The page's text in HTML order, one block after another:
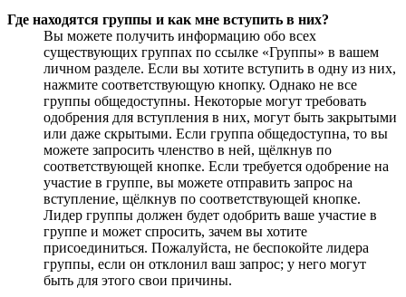
Где находятся группы и как мне вступить в них?
Вы можете получить информацию обо всех
существующих группах по ссылке «Группы» в вашем
личном разделе. Если вы хотите вступить в одну из них,
нажмите соответствующую кнопку. Однако не все
группы общедоступны. Некоторые могут требовать
одобрения для вступления в них, могут быть закрытыми
или даже скрытыми. Если группа общедоступна, то вы
можете запросить членство в ней, щёлкнув по
соответствующей кнопке. Если требуется одобрение на
участие в группе, вы можете отправить запрос на
вступление, щёлкнув по соответствующей кнопке.
Лидер группы должен будет одобрить ваше участие в
группе и может спросить, зачем вы хотите
присоединиться. Пожалуйста, не беспокойте лидера
группы, если он отклонил ваш запрос; у него могут
быть для этого свои причины.